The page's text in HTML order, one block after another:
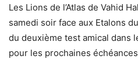
Les Lions de l’Atlas de Vahid
samedi soir face aux Etalons
du deuxième test amical dans
pour les prochaines